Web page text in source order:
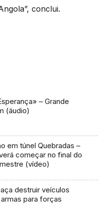
conclui.
– Grande
(áudio)
em túnel Quebradas –
começar no final do
(vídeo)
destruir veículos
para forças